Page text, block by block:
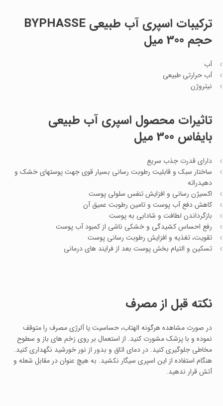
ترکیبات اسپری آب طبیعی BYPHASSE
حجم 300 میل
آب
آب حرارتی طبیعی
نیتروژن
تاثیرات محصول اسپری آب طبیعی
بایفاس 300 میل
دارای قدرت جذب سریع
ساختار سبک و قابلیت رطوبت رسانی بسیار قوی جهت پوستهای خشک و
دهیدراته
اکسیژن رسانی و افزایش تنفس سلولی پوست
کاهش دفع آب پوست و تامین رطوبت عمیق آن
بازگرداندن لطافت و شادابی به پوست
رفع احساس کشیدگی و خشکی ناشی از کمبود آب پوست
تقویت، تغذیه و افزایش رطوبت رسانی پوست
تسکین و التیام بخش پوست بعد از فرایند های درمانی
نکته قبل از مصرف
در صورت مشاهده هرگونه الهتاب، حساسیت یا آلرژی مصرف را متوقف
نموده و با پزشک مشورت کنید. از استعمال بر روی زخم های باز و سطوح
مخاطی جلوگیری کنید. در دمای اتاق و بدور از نور خورشید نگهداری کنید.
هنگام استفاده از این اسپری سیگار نکشید. به هیچ عنوان در مقابل شعله و
آتش قرار ندهید.